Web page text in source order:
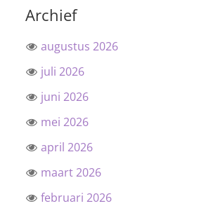
Archief
augustus 2026
juli 2026
juni 2026
mei 2026
april 2026
maart 2026
februari 2026